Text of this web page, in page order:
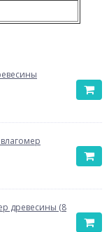
древесины (8